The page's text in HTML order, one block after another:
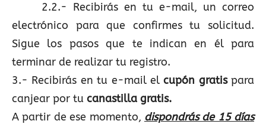
2.2.- Recibirás en tu e-mail, un correo
electrónico para que confirmes tu solicitud.
Sigue los pasos que te indican en él para
terminar de realizar tu registro.
3.- Recibirás en tu e-mail elcupón gratispara
canjear por tu canastilla gratis.
A partir de ese momento, dispondrás de 15 días